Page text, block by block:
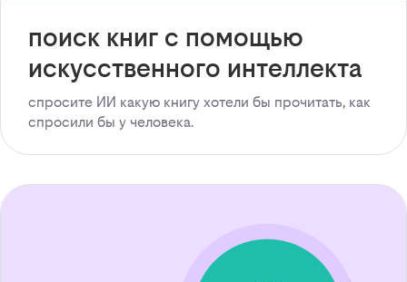
поиск книг с помощью
искусственного интеллекта
спросите ИИ какую книгу хотели бы прочитать, как
спросили бы у человека.